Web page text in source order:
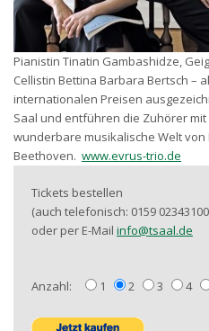
Pianistin Tinatin Gambashidze,
Cellistin Bettina Barbara Bertsch –
internationalen Preisen
Saal und entführen die Zuhörer
wunderbare musikalische Welt von
Beethoven. www.evrus-trio.de
Tickets bestellen
(auch telefonisch: 0159
oder per E-Mail info@tsaal.de
Anzahl: 1 2 3 4